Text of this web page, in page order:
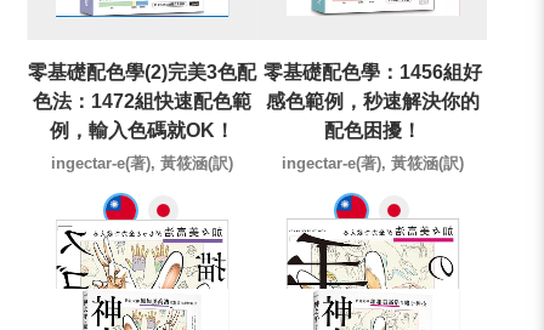
零基礎配色學(2)完美3色配
色法：1472組快速配色範
例，輸入色碼就OK！
ingectar-e(著), 黃筱涵(訳)
零基礎配色學：1456組好
感色範例，秒速解決你的
配色困擾！
ingectar-e(著), 黃筱涵(訳)